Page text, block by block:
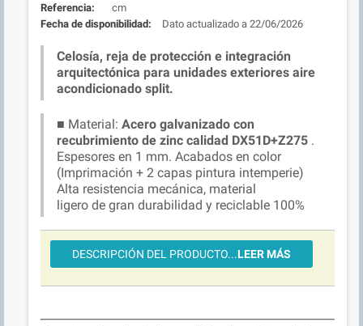
Referencia:
cm
Fecha de disponibilidad:
22/06/2026
Celosía, reja de protección e integración
arquitectónica para unidades exteriores aire
acondicionado split.
■ Material: Acero galvanizado con
recubrimiento de zinc calidad DX51D+Z275 .
Espesores en 1 mm. Acabados en color
(Imprimación + 2 capas pintura intemperie)
Alta resistencia mecánica, material
ligero de gran durabilidad y reciclable 100%
DESCRIPCIÓN DEL PRODUCTO...LEER MÁS